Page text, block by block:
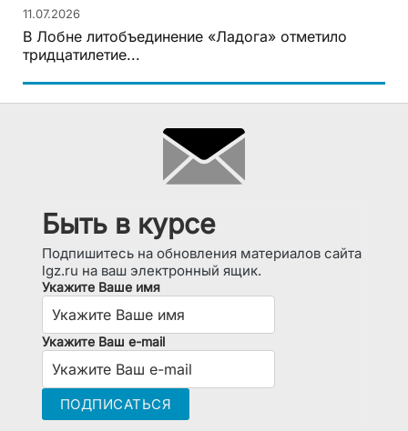
11.07.2026
В Лобне литобъединение «Ладога» отметило
тридцатилетие...
Быть в курсе
Подпишитесь на обновления материалов сайта
lgz.ru на ваш электронный ящик.
Укажите Ваше имя
Укажите Ваш e-mail